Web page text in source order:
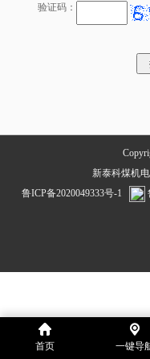
验证码：
新泰科煤机
鲁ICP备2020049333号-1
首页 一键导